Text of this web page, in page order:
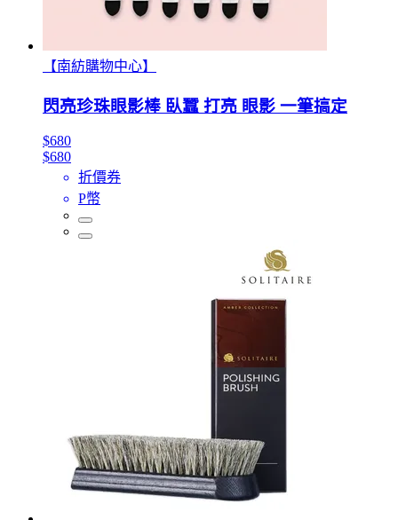
【南紡購物中心】
閃亮珍珠眼影棒 臥蠶 打亮 眼影 一筆搞定
$680
$680
折價券
P幣